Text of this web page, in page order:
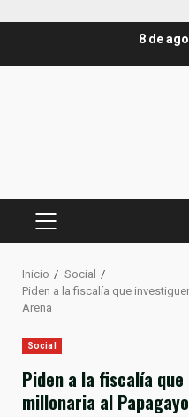
8 de
MENÚ
Inicio
Social
Piden a la fiscalía que
Arena
Social
Piden a la fiscalía
millonaria al